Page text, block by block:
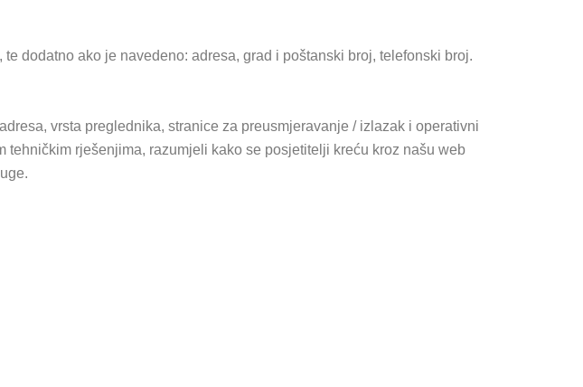
dodatno ako je navedeno: adresa, grad i poštanski broj, telefonski broj.
vrsta preglednika, stranice za preusmjeravanje / izlazak i operativni
rješenjima, razumjeli kako se posjetitelji kreću kroz našu web